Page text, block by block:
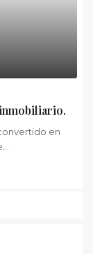
en